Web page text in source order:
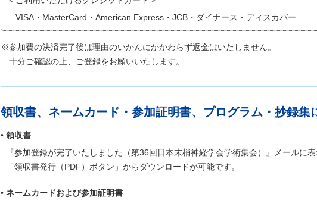
VISA・MasterCard・American Express・JCB・ダイナース・ディスカバー
※参加費の決済完了後は理由のいかんにかかわらず返金はいたしません。
十分ご確認の上、ご登録をお願いいたします。
領収書、ネームカード・参加証明書、プログラム・抄録集
• 領収書
『参加登録が完了いたしました（第36回日本末梢神経学会学術集会）』メールに
「領収書発行（PDF）ボタン」からダウンロードが可能です。
• ネームカードおよび参加証明書